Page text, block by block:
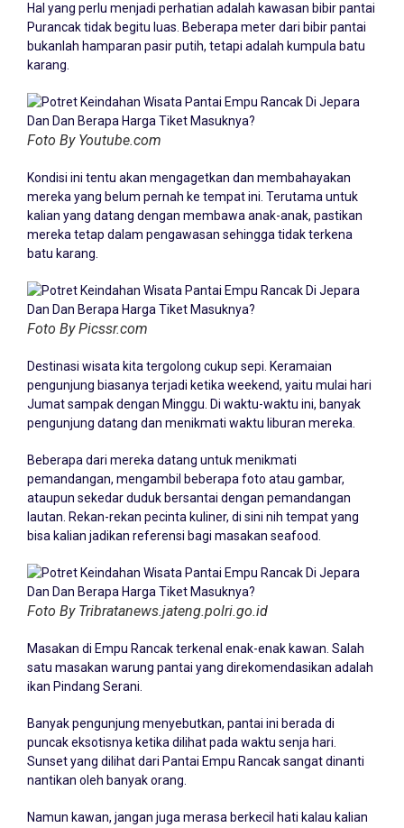
Hal yang perlu menjadi perhatian adalah kawasan bibir pantai
Purancak tidak begitu luas. Beberapa meter dari bibir pantai
bukanlah hamparan pasir putih, tetapi adalah kumpula batu
karang.
Foto By Youtube.com
Kondisi ini tentu akan mengagetkan dan membahayakan
mereka yang belum pernah ke tempat ini. Terutama untuk
kalian yang datang dengan membawa anak-anak, pastikan
mereka tetap dalam pengawasan sehingga tidak terkena
batu karang.
Foto By Picssr.com
Destinasi wisata kita tergolong cukup sepi. Keramaian
pengunjung biasanya terjadi ketika weekend, yaitu mulai hari
Jumat sampak dengan Minggu. Di waktu-waktu ini, banyak
pengunjung datang dan menikmati waktu liburan mereka.
Beberapa dari mereka datang untuk menikmati
pemandangan, mengambil beberapa foto atau gambar,
ataupun sekedar duduk bersantai dengan pemandangan
lautan. Rekan-rekan pecinta kuliner, di sini nih tempat yang
bisa kalian jadikan referensi bagi masakan seafood.
Foto By Tribratanews.jateng.polri.go.id
Masakan di Empu Rancak terkenal enak-enak kawan. Salah
satu masakan warung pantai yang direkomendasikan adalah
ikan Pindang Serani.
Banyak pengunjung menyebutkan, pantai ini berada di
puncak eksotisnya ketika dilihat pada waktu senja hari.
Sunset yang dilihat dari Pantai Empu Rancak sangat dinanti
nantikan oleh banyak orang.
Namun kawan, jangan juga merasa berkecil hati kalau kalian